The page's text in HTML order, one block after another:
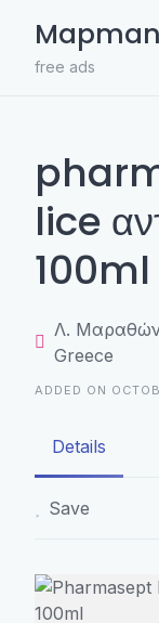
contentfree ads
lice
100ml
Λ.
Greece
ADDED ON
Details
Save